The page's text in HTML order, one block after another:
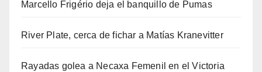
Marcello Frigério deja el banquillo de Pumas
River Plate, cerca de fichar a Matías Kranevitter
Rayadas golea a Necaxa Femenil en el Victoria